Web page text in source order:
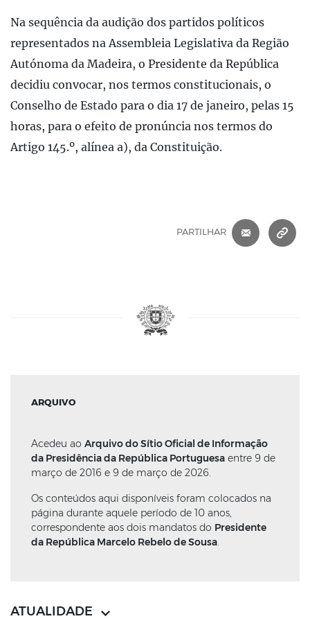
Na sequência da audição dos partidos políticos
representados na Assembleia Legislativa da Região
Autónoma da Madeira, o Presidente da República
decidiu convocar, nos termos constitucionais, o
Conselho de Estado para o dia 17 de janeiro, pelas 15
horas, para o efeito de pronúncia nos termos do
Artigo 145.º, alínea a), da Constituição.
PARTILHAR
ARQUIVO
Acedeu ao Arquivo do Sítio Oficial de Informação
da Presidência da República Portuguesa entre 9 de
março de 2016 e 9 de março de 2026.
Os conteúdos aqui disponíveis foram colocados na
página durante aquele período de 10 anos,
correspondente aos dois mandatos do Presidente
da República Marcelo Rebelo de Sousa.
ATUALIDADE